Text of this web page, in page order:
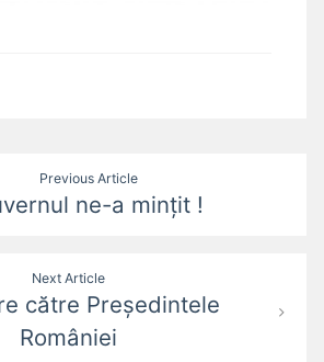
Previous Article
ne-a mințit !
Next Article
către Președintele
României